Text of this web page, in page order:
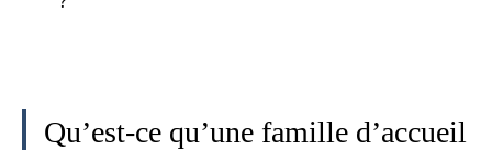
Qu’est-ce qu’une famille d’accueil